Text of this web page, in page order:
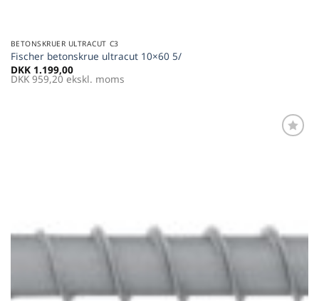
BETONSKRUER ULTRACUT C3
Fischer betonskrue ultracut 10×60 5/
DKK 1.199,00
DKK 959,20 ekskl. moms